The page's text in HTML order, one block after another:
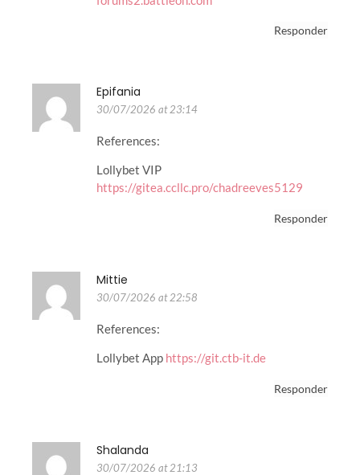
Responder
Epifania
30/07/2026 at 23:14
References:
Lollybet VIP
https://gitea.ccllc.pro/chadreeves5129
Responder
Mittie
30/07/2026 at 22:58
References:
Lollybet App https://git.ctb-it.de
Responder
Shalanda
30/07/2026 at 21:13